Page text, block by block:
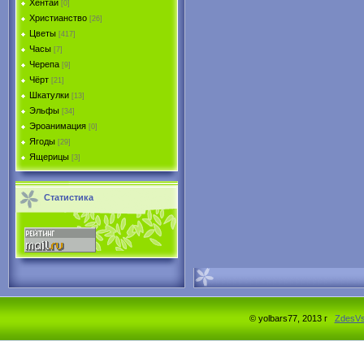
Хентай [0]
Христианство [26]
Цветы [417]
Часы [7]
Черепа [9]
Чёрт [21]
Шкатулки [13]
Эльфы [34]
Эроанимация [0]
Ягоды [29]
Ящерицы [3]
Статистика
© yolbars77, 2013 г